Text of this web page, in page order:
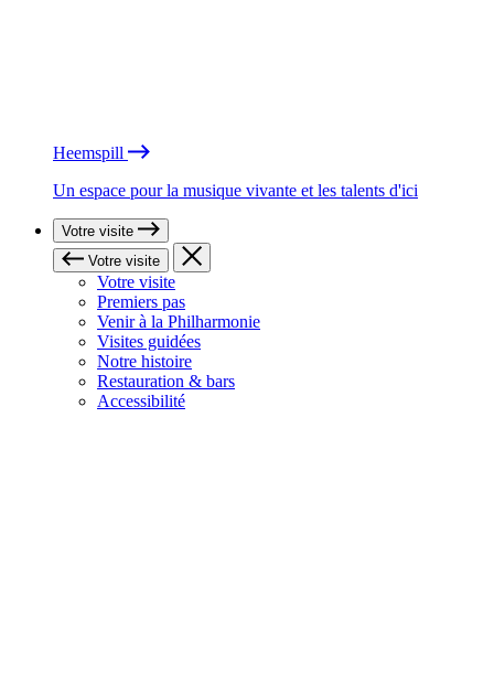
Heemspill
Un espace pour la musique vivante et les talents d'ici
Votre visite
Votre visite
Votre visite
Premiers pas
Venir à la Philharmonie
Visites guidées
Notre histoire
Restauration & bars
Accessibilité